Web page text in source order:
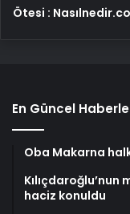
Ötesi :
En Güncel
Oba Makarna
Kılıçdaroğlu’nun
haciz konuldu